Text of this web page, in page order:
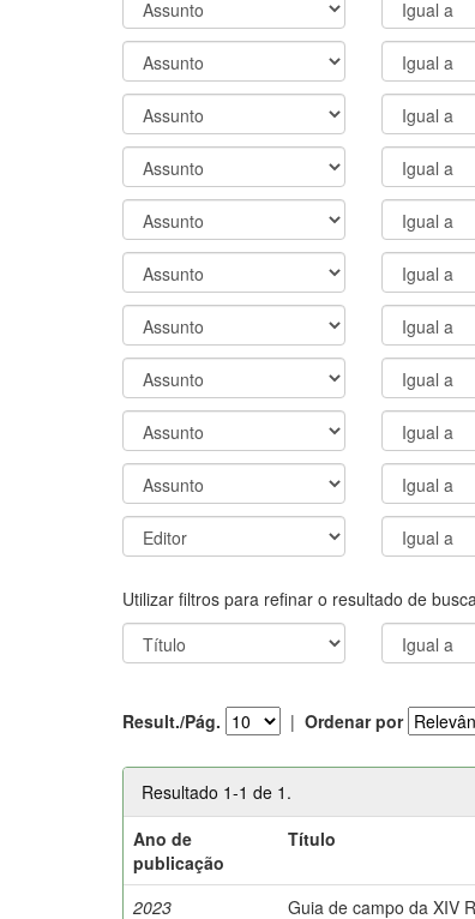
Utilizar filtros para refinar o resultado de
Result./Pág. | Ordenar por
Resultado 1-1 de 1.
Ano de
publicação
Título
2023
Guia de campo da XIV